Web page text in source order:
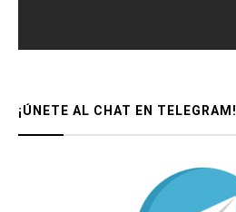
¡ÚNETE AL CHAT EN TELEGRAM!